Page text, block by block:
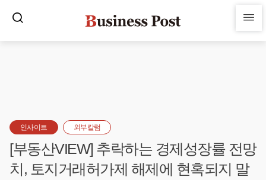
인사이트 외부칼럼
[부동산VIEW] 추락하는 경제성장률 전망
치, 토지거래허가제 해제에 현혹되지 말